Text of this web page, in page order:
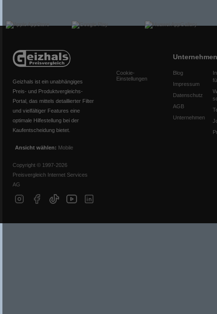
Geizhals ist ein unabhängiges
Preis- und Produktvergleichs-
Portal, das mittels detaillierter Filter
und vielfältiger Features eine
optimale Hilfestellung bei der
Kaufentscheidung bietet.
Ansicht wählen: Mobile
Copyright © 1997-2026
Preisvergleich Internet Services
AG
Cookie-
Einstellungen
Unternehmen
Blog
Impressum
Datenschutz
AGB
Unternehmen